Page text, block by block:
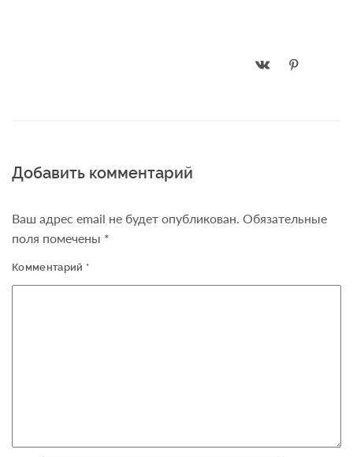
Добавить комментарий
Ваш адрес email не будет опубликован. Обязательные
поля помечены *
Комментарий *